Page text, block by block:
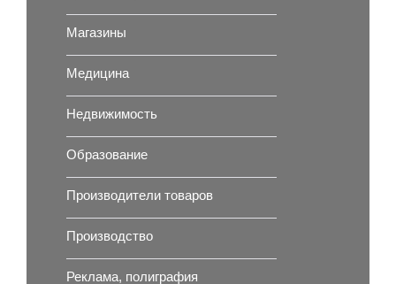
Магазины
Медицина
Недвижимость
Образование
Производители товаров
Производство
Реклама, полиграфия